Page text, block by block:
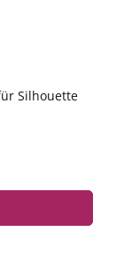
Silhouette